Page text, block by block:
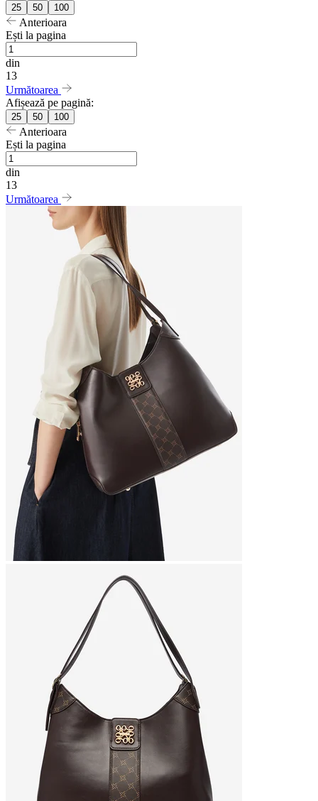
25 50 100
Anterioara
Ești la pagina
din
13
Următoarea
Afișează pe pagină:
25 50 100
Anterioara
Ești la pagina
din
13
Următoarea